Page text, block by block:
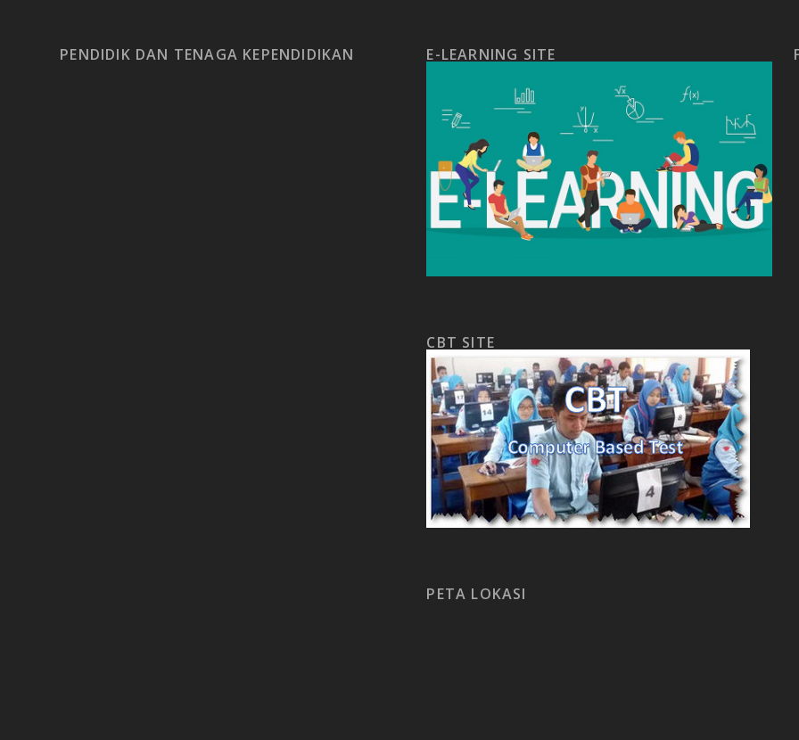
PENDIDIK DAN TENAGA KEPENDIDIKAN E-LEARNING SITE
CBT SITE
PETA LOKASI